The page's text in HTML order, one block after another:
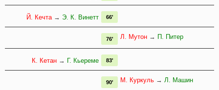
Й. Кечта→ Э. К. Винетт 66'
Л. Мутон → П. Питер
76'
К. Кетан → Г. Кьереме 83'
М. Куркуль → Л. Машин
90'